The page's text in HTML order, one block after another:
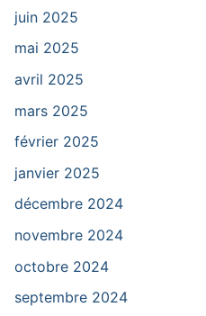
juin 2025
mai 2025
avril 2025
mars 2025
février 2025
janvier 2025
décembre 2024
novembre 2024
octobre 2024
septembre 2024